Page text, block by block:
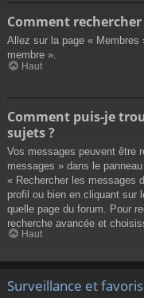
Comment rechercher
Allez sur la page «
membre ».
Haut
Comment puis-je
sujets ?
Vos messages peuvent être
messages » dans le
« Rechercher les messages
profil ou bien en cliquant sur
quelle page du forum. Pour
recherche avancée et
Haut
Surveillance et favoris